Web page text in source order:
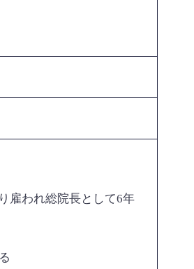
雇われ総院長として6年